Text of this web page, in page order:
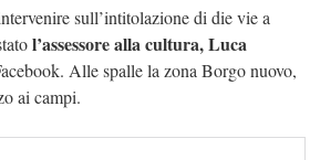
sull’intitolazione di die vie a
l’assessore alla cultura, Luca
Alle spalle la zona Borgo nuovo,
ai campi.